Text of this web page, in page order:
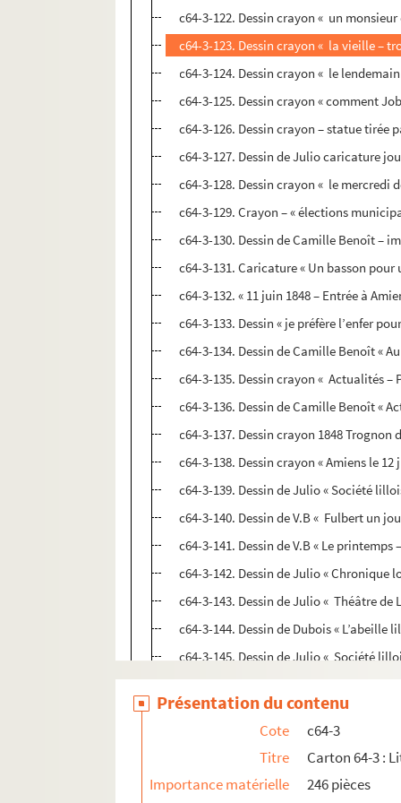
c64-3-122. Dessin crayon « un
c64-3-123. Dessin crayon « la vieille –
c64-3-124. Dessin crayon « le
c64-3-125. Dessin crayon « comment
c64-3-126. Dessin crayon – statue tirée
c64-3-127. Dessin de Julio caricature
c64-3-128. Dessin crayon « le mercredi
c64-3-129. Crayon – « élections
c64-3-130. Dessin de Camille Benoît –
c64-3-131. Caricature « Un basson pour
c64-3-132. « 11 juin 1848 – Entrée à
c64-3-133. Dessin « je préfère l’enfer
c64-3-134. Dessin de Camille Benoît «
c64-3-135. Dessin crayon « Actualités –
c64-3-136. Dessin de Camille Benoît «
c64-3-137. Dessin crayon 1848
c64-3-138. Dessin crayon « Amiens le
c64-3-139. Dessin de Julio « Société
c64-3-140. Dessin de V.B « Fulbert un
c64-3-141. Dessin de V.B « Le
c64-3-142. Dessin de Julio « Chronique
c64-3-143. Dessin de Julio « Théâtre de
c64-3-144. Dessin de Dubois « L’abeille
c64-3-145. Dessin de Julio « Société
c64-3-146. Dessin de Julio « Les
c64-3-147. Dessin de Julio, caricature
c64-3-148. Dessin de Trognon de chou
c64-3-149. Dessin crayon 1848 « A
c64-3-150. Dessin crayon « La bosse de
Présentation du contenu
Cote
c64-3
Titre
Carton 64-3 :
Importance matérielle
246 pièces